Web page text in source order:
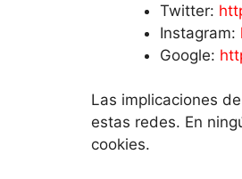
Twitter:
Instagram:
Google:
Las implicaciones
estas redes. En
cookies.